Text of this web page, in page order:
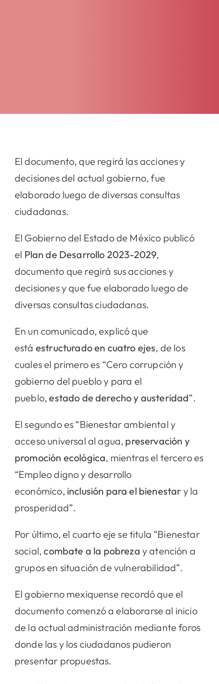
El documento, que regirá las acciones y
decisiones del actual gobierno, fue
elaborado luego de diversas consultas
ciudadanas.
El Gobierno del Estado de México publicó
el Plan de Desarrollo 2023-2029,
documento que regirá sus acciones y
decisiones y que fue elaborado luego de
diversas consultas ciudadanas.
En un comunicado, explicó que
está estructurado en cuatro ejes, de los
cuales el primero es “Cero corrupción y
gobierno del pueblo y para el
pueblo,estado de derecho y austeridad”.
El segundo es “Bienestar ambiental y
acceso universal al agua, preservación y
promoción ecológica, mientras el tercero es
“Empleo digno y desarrollo
económico, inclusión para el bienestar y la
prosperidad”.
Por último, el cuarto eje se titula “Bienestar
social,combate a la pobreza y atención a
grupos en situación de vulnerabilidad”.
El gobierno mexiquense recordó que el
documento comenzó a elaborarse al inicio
de la actual administración mediante foros
donde las y los ciudadanos pudieron
presentar propuestas.